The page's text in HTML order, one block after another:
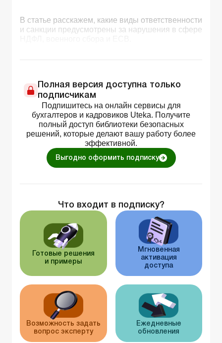
В статье расскажем, какие виды ответственности
и санкции предусмотрены за нарушения в сфере
Полная версия доступна только
подписчикам
Подпишитесь на онлайн сервисы для
бухгалтеров и кадровиков Uteka. Получите
полный доступ библиотеки безопасных
решений, которые делают вашу работу более
эффективной.
Выгодно оформить подписку
Что входит в подписку?
Готовые решения
и примеры
Мгновенная
активация
доступа
Возможность задать
вопрос эксперту
Ежедневные
обновления